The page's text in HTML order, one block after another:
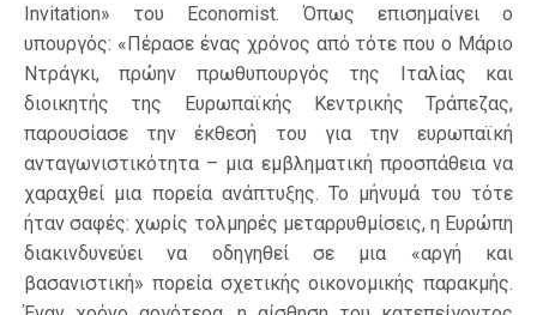
Invitation» του Economist. Όπως επισημαίνει ο
υπουργός: «Πέρασε ένας χρόνος από τότε που ο Μάριο
Ντράγκι, πρώην πρωθυπουργός της Ιταλίας και
διοικητής της Ευρωπαϊκής Κεντρικής Τράπεζας,
παρουσίασε την έκθεσή του για την ευρωπαϊκή
ανταγωνιστικότητα – μια εμβληματική προσπάθεια να
χαραχθεί μια πορεία ανάπτυξης. Το μήνυμά του τότε
ήταν σαφές: χωρίς τολμηρές μεταρρυθμίσεις, η Ευρώπη
διακινδυνεύει να οδηγηθεί σε μια «αργή και
βασανιστική» πορεία σχετικής οικονομικής παρακμής.